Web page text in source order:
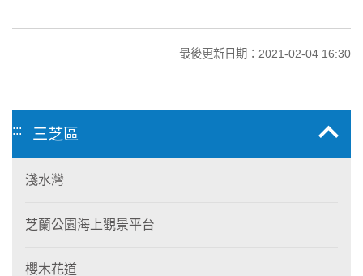
最後更新日期：2021-02-04 16:30
::: 三芝區
淺水灣
芝蘭公園海上觀景平台
櫻木花道